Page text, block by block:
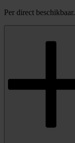
Per direct beschikbaar.